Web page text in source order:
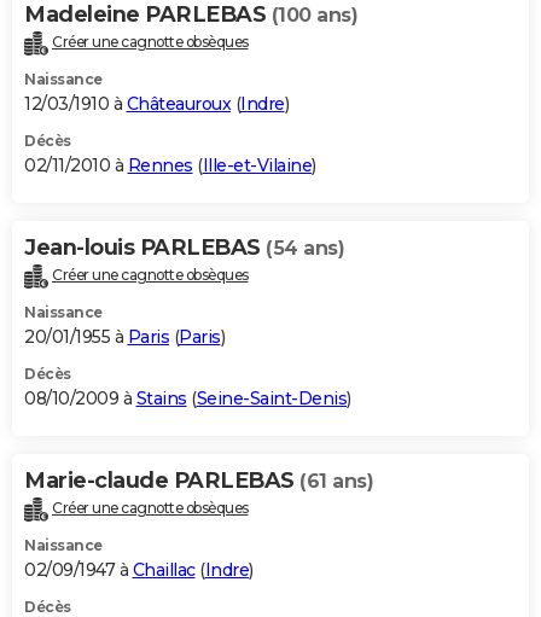
Madeleine PARLEBAS (100 ans)
Créer une cagnotte obsèques
Naissance
12/03/1910 à Châteauroux(Indre)
Décès
02/11/2010 à Rennes (Ille-et-Vilaine)
Jean-louis PARLEBAS (54 ans)
Créer une cagnotte obsèques
Naissance
20/01/1955 à Paris (Paris)
Décès
08/10/2009 à Stains (Seine-Saint-Denis)
Marie-claude PARLEBAS (61 ans)
Créer une cagnotte obsèques
Naissance
02/09/1947 à Chaillac(Indre)
Décès